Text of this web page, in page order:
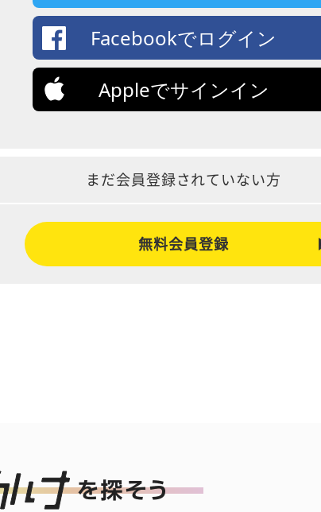
Facebookでログイン
Appleでサインイン
まだ会員登録されていない方
無料会員登録